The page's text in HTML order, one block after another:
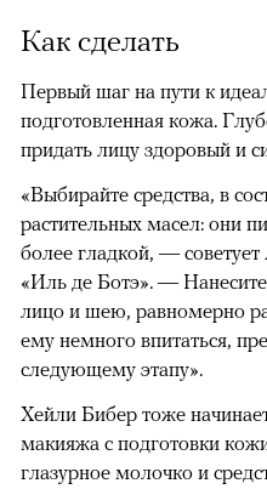
Как сделать
Первый шаг на пути к
подготовленная кожа.
придать лицу здоровый и
«Выбирайте средства, в
растительных масел: они
более гладкой, — советует
«Иль де Ботэ». —
лицо и шею, равномерно
ему немного впитаться,
следующему этапу».
Хейли Бибер тоже
макияжа с подготовки
глазурное молочко и